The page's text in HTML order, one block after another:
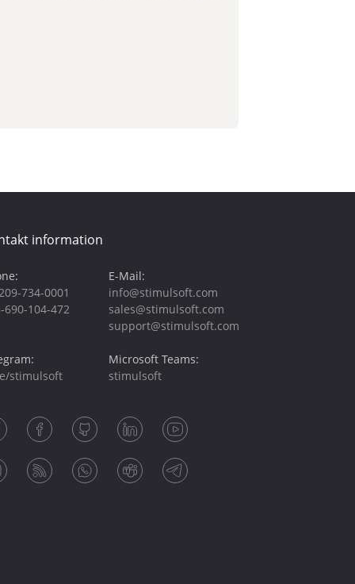
information
734-0001
690-104-472
stimulsoft
E-Mail:
info@stimulsoft.com
sales@stimulsoft.com
support@stimulsoft.com
Microsoft Teams:
stimulsoft